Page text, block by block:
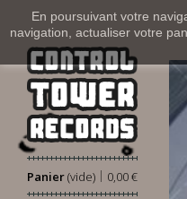
En poursuivant votre
navigation, actualiser votre
Panier 0,00 €
|
(vide)